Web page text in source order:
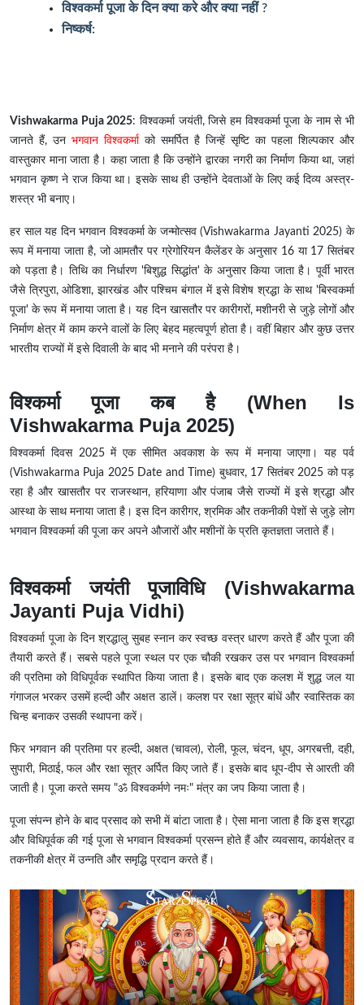
विश्वकर्मा पूजा के दिन क्या करे और क्या नहीं ?
निष्कर्ष:
Vishwakarma Puja 2025: विश्वकर्मा जयंती, जिसे हम विश्वकर्मा पूजा के नाम से भी
जानते हैं, उन भगवान विश्वकर्माको समर्पित है जिन्हें सृष्टि का पहला शिल्पकार और
वास्तुकार माना जाता है। कहा जाता है कि उन्होंने द्वारका नगरी का निर्माण किया था, जहां
भगवान कृष्ण ने राज किया था। इसके साथ ही उन्होंने देवताओं के लिए कई दिव्य अस्त्र-
शस्त्र भी बनाए।
हर साल यह दिन भगवान विश्वकर्मा के जन्मोत्सव (Vishwakarma Jayanti 2025) के
रूप में मनाया जाता है, जो आमतौर पर ग्रेगोरियन कैलेंडर के अनुसार 16 या 17 सितंबर
को पड़ता है। तिथि का निर्धारण 'बिशुद्ध सिद्धांत' के अनुसार किया जाता है। पूर्वी भारत
जैसे त्रिपुरा, ओडिशा, झारखंड और पश्चिम बंगाल में इसे विशेष श्रद्धा के साथ 'बिस्वकर्मा
पूजा' के रूप में मनाया जाता है। यह दिन खासतौर पर कारीगरों, मशीनरी से जुड़े लोगों और
निर्माण क्षेत्र में काम करने वालों के लिए बेहद महत्वपूर्ण होता है। वहीं बिहार और कुछ उत्तर
भारतीय राज्यों में इसे दिवाली के बाद भी मनाने की परंपरा है।
विश्कर्मा पूजा कब है (When Is
Vishwakarma Puja 2025)
विश्वकर्मा दिवस 2025 में एक सीमित अवकाश के रूप में मनाया जाएगा। यह पर्व
(Vishwakarma Puja 2025 Date and Time) बुधवार, 17 सितंबर 2025 को पड़
रहा है और खासतौर पर राजस्थान, हरियाणा और पंजाब जैसे राज्यों में इसे श्रद्धा और
आस्था के साथ मनाया जाता है। इस दिन कारीगर, श्रमिक और तकनीकी पेशों से जुड़े लोग
भगवान विश्वकर्मा की पूजा कर अपने औजारों और मशीनों के प्रति कृतज्ञता जताते हैं।
विश्वकर्मा जयंती पूजाविधि (Vishwakarma
Jayanti Puja Vidhi)
विश्वकर्मा पूजा के दिन श्रद्धालु सुबह स्नान कर स्वच्छ वस्त्र धारण करते हैं और पूजा की
तैयारी करते हैं। सबसे पहले पूजा स्थल पर एक चौकी रखकर उस पर भगवान विश्वकर्मा
की प्रतिमा को विधिपूर्वक स्थापित किया जाता है। इसके बाद एक कलश में शुद्ध जल या
गंगाजल भरकर उसमें हल्दी और अक्षत डालें। कलश पर रक्षा सूत्र बांधें और स्वास्तिक का
चिन्ह बनाकर उसकी स्थापना करें।
फिर भगवान की प्रतिमा पर हल्दी, अक्षत (चावल), रोली, फूल, चंदन, धूप, अगरबत्ती, दही,
सुपारी, मिठाई, फल और रक्षा सूत्र अर्पित किए जाते हैं। इसके बाद धूप-दीप से आरती की
जाती है। पूजा करते समय "ॐ विश्वकर्मणे नमः" मंत्र का जप किया जाता है।
पूजा संपन्न होने के बाद प्रसाद को सभी में बांटा जाता है। ऐसा माना जाता है कि इस श्रद्धा
और विधिपूर्वक की गई पूजा से भगवान विश्वकर्मा प्रसन्न होते हैं और व्यवसाय, कार्यक्षेत्र व
तकनीकी क्षेत्र में उन्नति और समृद्धि प्रदान करते हैं।